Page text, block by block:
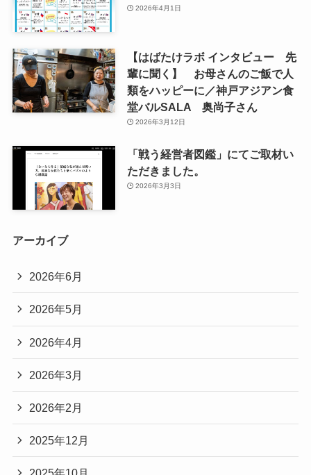
2026年4月1日
【はばたけラボ インタビュー 先
輩に聞く】 お母さんのご飯で人
類をハッピーに／神戸アジアン食
堂バルSALA 奥尚子さん
2026年3月12日
「戦う経営者図鑑」にてご取材い
ただきました。
2026年3月3日
アーカイブ
2026年6月
2026年5月
2026年4月
2026年3月
2026年2月
2025年12月